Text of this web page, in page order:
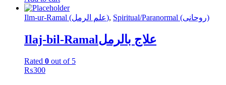
Ilm-ur-Ramal (علم الرمل), Spiritual/Paranormal (روحانی)
Ilaj-bil-Ramalعلاج بالرمل
Rated 0 out of 5
₨300